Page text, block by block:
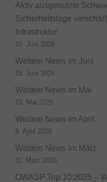
Aktiv ausgenutzte
Sicherheitslage
Infrastruktur
15. Juni 2026
Weitere News im Juni
15. Juni 2026
Weitere News im Mai
15. Mai 2026
Weitere News im April
9. April 2026
Weitere News im März
11. März 2026
OWASP Top 10:2025 –